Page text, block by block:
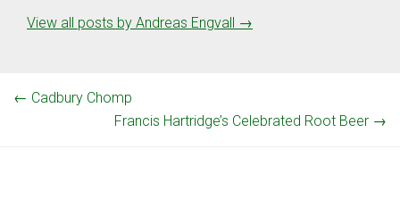
View all posts by Andreas Engvall →
← Cadbury Chomp
Francis Hartridge’s Celebrated Root Beer →